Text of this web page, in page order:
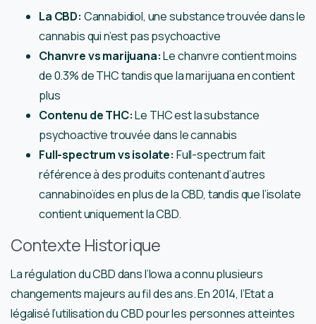
La CBD: Cannabidiol, une substance trouvée dans le
cannabis qui n’est pas psychoactive
Chanvre vs marijuana:Le chanvre contient moins
de 0.3% de THC tandis que la marijuana en contient
plus
Contenu de THC:Le THC est la substance
psychoactive trouvée dans le cannabis
Full-spectrum vs isolate: Full-spectrum fait
référence à des produits contenant d’autres
cannabinoïdes en plus de la CBD, tandis que l’isolate
contient uniquement la CBD.
Contexte Historique
La régulation du CBD dans l’Iowa a connu plusieurs
changements majeurs au fil des ans. En 2014, l’Etat a
légalisé l’utilisation du CBD pour les personnes atteintes